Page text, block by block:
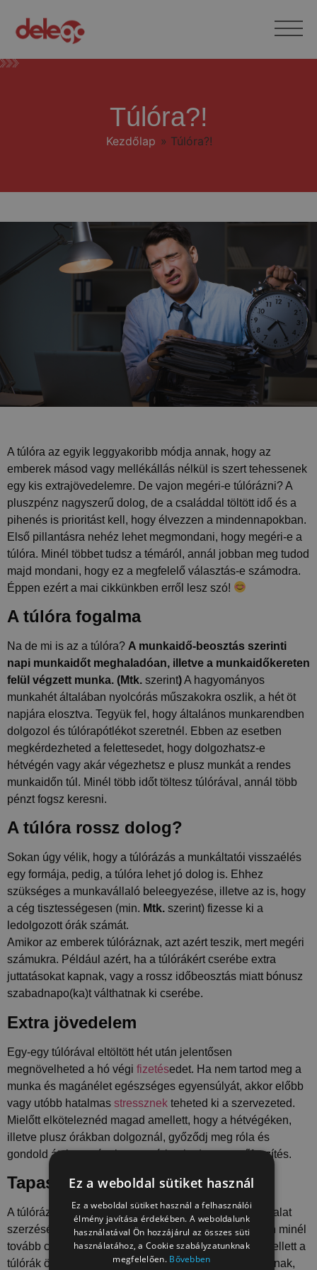
Túlóra?!
Kezdőlap » Túlóra?!
A túlóra az egyik leggyakoribb módja annak, hogy az
emberek másod vagy mellékállás nélkül is szert tehessenek
egy kis extrajövedelemre. De vajon megéri-e túlórázni? A
pluszpénz nagyszerű dolog, de a családdal töltött idő és a
pihenés is prioritást kell, hogy élvezzen a mindennapokban.
Első pillantásra nehéz lehet megmondani, hogy megéri-e a
túlóra. Minél többet tudsz a témáról, annál jobban meg tudod
majd mondani, hogy ez a megfelelő választás-e számodra.
Éppen ezért a mai cikkünkben erről lesz szó!
A túlóra fogalma
Na de mi is az a túlóra? A munkaidő-beosztás szerinti
napi munkaidőt meghaladóan, illetve a munkaidőkereten
felül végzett munka. (Mtk. szerint)A hagyományos
munkahét általában nyolcórás műszakokra oszlik, a hét öt
napjára elosztva. Tegyük fel, hogy általános munkarendben
dolgozol és túlórapótlékot szeretnél. Ebben az esetben
megkérdezheted a felettesedet, hogy dolgozhatsz-e
hétvégén vagy akár végezhetsz e plusz munkát a rendes
munkaidőn túl. Minél több időt töltesz túlórával, annál több
pénzt fogsz keresni.
A túlóra rossz dolog?
Sokan úgy vélik, hogy a túlórázás a munkáltatói visszaélés
egy formája, pedig, a túlóra lehet jó dolog is. Ehhez
szükséges a munkavállaló beleegyezése, illetve az is, hogy
a cég tisztességesen (min. Mtk. szerint) fizesse ki a
ledolgozott órák számát.
Amikor az emberek túlóráznak, azt azért teszik, mert megéri
számukra. Például azért, ha a túlórákért cserébe extra
juttatásokat kapnak, vagy a rossz időbeosztás miatt bónusz
szabadnapo(ka)t válthatnak ki cserébe.
Extra jövedelem
Egy-egy túlórával eltöltött hét után jelentősen
megnövelheted a hó végi fizetésedet. Ha nem tartod meg a
munka és magánélet egészséges egyensúlyát, akkor előbb
vagy utóbb hatalmas stressznek teheted ki a szervezeted.
Mielőtt elköteleznéd magad amellett, hogy a hétvégéken,
illetve plusz órákban dolgoznál, győződj meg róla és
gondold át, hogy tényleg megéri neked ez az erőfeszítés.
Tapasztalat
A túlórázás is nagyszerű módja lehet a munkatapasztalat
szerzésének. (Persze próbaidő után.) Értelemszerűen minél
tovább csinálsz valamit, annál jobb leszel benne. Emellett a
túlórák önkéntes vállalása azt is mutatja a munkáltatónak,
Ez a weboldal sütiket használ
Ez a weboldal sütiket használ a felhasználói
élmény javítása érdekében. A weboldalunk
használatával Ön hozzájárul az összes süti
használatához, a Cookie szabályzatunknak
megfelelően. Bővebben